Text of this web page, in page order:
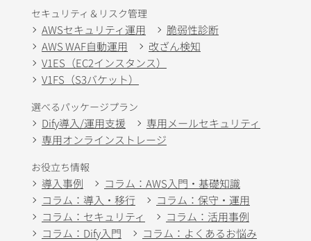
セキュリティ＆リスク管理
AWSセキュリティ運用
脆弱性診断
AWS WAF自動運用
改ざん検知
V1ES（EC2インスタンス）
V1FS（S3バケット）
選べるパッケージプラン
Dify導入/運用支援
専用メールセキュリティ
専用オンラインストレージ
お役立ち情報
導入事例
コラム：AWS入門・基礎知識
コラム：導入・移行
コラム：保守・運用
コラム：セキュリティ
コラム：活用事例
コラム：Dify入門
コラム：よくあるお悩み